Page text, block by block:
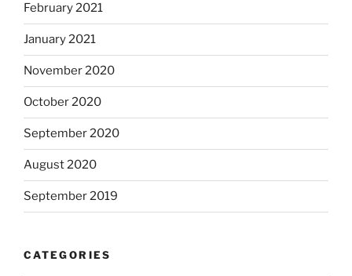
February 2021
January 2021
November 2020
October 2020
September 2020
August 2020
September 2019
CATEGORIES